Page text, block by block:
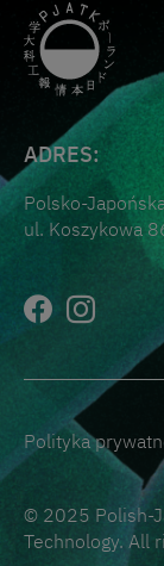
ADRES:
Polsko-
ul. Koszykowa
© 2025 Polish-
Technology. All
Polityka